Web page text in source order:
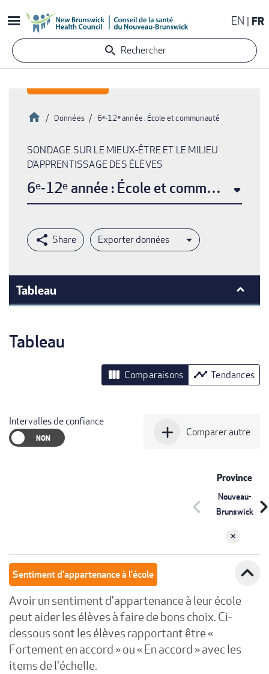
au
contenu
principal
EN FR
Rechercher
Fil
d'Ariane
Accueil
Données 6ᵉ-12ᵉ année : École et communauté
SONDAGE SUR LE MIEUX-ÊTRE ET LE MILIEU
D’APPRENTISSAGE DES ÉLÈVES
6ᵉ-12ᵉ année : École et communauté
Exporter données
Tableau
Tableau
view_column Comparaisons timeline Tendances
Intervalles de confiance
add Comparer autre
Province
Nouveau-
Brunswick
chevron_left
Sentiment d'appartenance à l'école expand_less
Avoir un sentiment d'appartenance à leur école
peut aider les élèves à faire de bons choix. Ci-
dessous sont les élèves rapportant être «
Fortement en accord » ou « En accord » avec les
items de l'échelle.